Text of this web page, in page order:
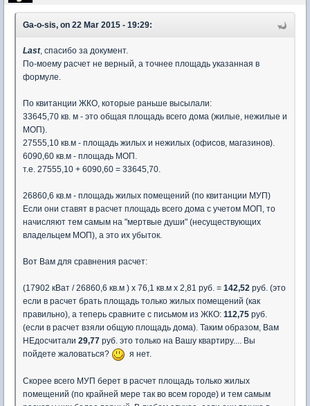
Ga-o-sis, on 22 Mar 2015 - 19:29:
Last, спасибо за документ.
По-моему расчет не верный, а точнее площадь указанная в
формуле.
По квитанции ЖКО, которые раньше высылали:
33645,70 кв. м - это общая площадь всего дома (жилые, нежилые и
МОП).
27555,10 кв.м - площадь жилых и нежилых (офисов, магазинов).
6090,60 кв.м - площадь МОП.
т.е. 27555,10 + 6090,60 = 33645,70.
26860,6 кв.м - площадь жилых помещений (по квитанции МУП)
Если они ставят в расчет площадь всего дома с учетом МОП, то
начисляют тем самым на "мертвые души" (несуществующих
владельцем МОП), а это их убыток.
Вот Вам для сравнения расчет:
(17902 кВат / 26860,6 кв.м ) х 76,1 кв.м х 2,81 руб. = 142,52 руб. (это
если в расчет брать площадь только жилых помещений (как
правильно), а теперь сравните с письмом из ЖКО: 112,75 руб.
(если в расчет взяли общую площадь дома). Таким образом, Вам
НЕдосчитали 29,77 руб. это только на Вашу квартиру.... Вы
пойдете жаловаться?
я нет.
Скорее всего МУП берет в расчет площадь только жилых
помещений (по крайней мере так во всем городе) и тем самым